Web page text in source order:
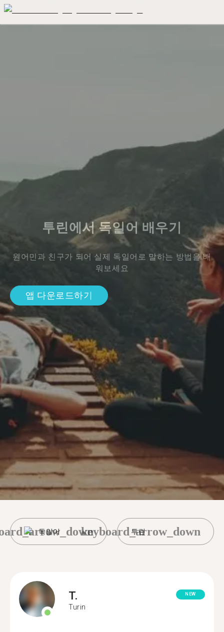
투린에서 독일어 배우기
원어민과 친구가 되어 실제 독일어로 말하는 방법을 배
워보세요
앱 다운로드하기
독일어 투린
keyboard_arrow_down
T.
Turin
NEW